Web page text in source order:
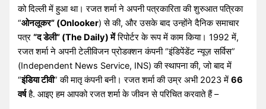
को दिल्ली में हुआ था। रजत शर्मा ने अपनी पत्रकारिता की शुरुआत पत्रिका
“ओनलूकर” (Onlooker) से की, और उसके बाद उन्होंने दैनिक समाचार
पत्र“द डेली” (The Daily) मेंरिपोर्टर के रूप में काम किया। 1992 में,
रजत शर्मा ने अपनी टेलीविजन प्रोडक्शन कंपनी “इंडिपेंडेंट न्यूज़ सर्विस”
(Independent News Service, INS) की स्थापना की, जो बाद में
“इंडिया टीवी” की मातृ कंपनी बनी। रजत शर्मा की उम्र अभी 2023 में66
वर्षहै. आइए हम आपको रजत शर्मा के जीवन से परिचित करवाते हैं –